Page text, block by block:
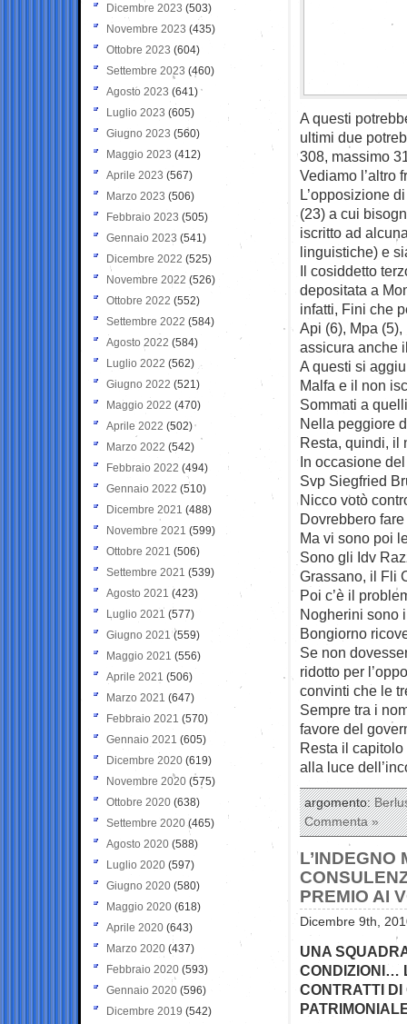
A questi
ultimi due
308, massimo
Vediamo l’altro
L’opposizione
(23) a cui
iscritto ad
linguistiche) e
Il cosiddetto
depositata a
infatti, Fini che
Api (6), Mpa
assicura anche
A questi si
Malfa e il non
Sommati a
Nella peggiore
Resta, quindi, il
In occasione
Svp Siegfried
Nicco votò
Dovrebbero
Ma vi sono poi
Sono gli Idv
Grassano, il Fli
Poi c’è il
Nogherini sono
Bongiorno
Se non
ridotto per
convinti che le
Sempre tra i
favore del
Resta il capitolo
alla luce
argomento:
Commenta »
L’INDEGNO
PREMIO AI
Dicembre 9th,
UNA
CONDIZIONI…
CONTRATTI
Dicembre 2023 (503)
Novembre 2023 (435)
Ottobre 2023 (604)
Settembre 2023 (460)
Agosto 2023 (641)
Luglio 2023 (605)
Giugno 2023 (560)
Maggio 2023 (412)
Aprile 2023 (567)
Marzo 2023 (506)
Febbraio 2023 (505)
Gennaio 2023 (541)
Dicembre 2022 (525)
Novembre 2022 (526)
Ottobre 2022 (552)
Settembre 2022 (584)
Agosto 2022 (584)
Luglio 2022 (562)
Giugno 2022 (521)
Maggio 2022 (470)
Aprile 2022 (502)
Marzo 2022 (542)
Febbraio 2022 (494)
Gennaio 2022 (510)
Dicembre 2021 (488)
Novembre 2021 (599)
Ottobre 2021 (506)
Settembre 2021 (539)
Agosto 2021 (423)
Luglio 2021 (577)
Giugno 2021(559)
Maggio 2021 (556)
Aprile 2021 (506)
Marzo 2021 (647)
Febbraio 2021 (570)
Gennaio 2021 (605)
Dicembre 2020 (619)
Novembre 2020 (575)
Ottobre 2020 (638)
Settembre 2020(465)
Agosto 2020 (588)
Luglio 2020 (597)
Giugno 2020 (580)
Maggio 2020 (618)
Aprile 2020 (643)
Marzo 2020 (437)
Febbraio 2020 (593)
Gennaio 2020 (596)
Dicembre 2019 (542)